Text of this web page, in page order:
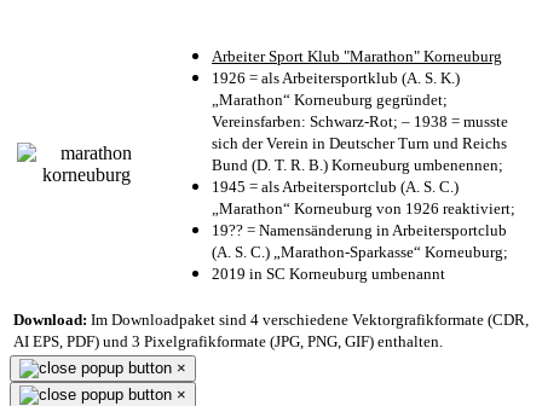
Arbeiter Sport Klub "Marathon" Korneuburg
1926 = als Arbeitersportklub (A. S. K.)
„Marathon“ Korneuburg gegründet;
Vereinsfarben: Schwarz-Rot; – 1938 = musste
sich der Verein in Deutscher Turn und Reichs
Bund (D. T. R. B.) Korneuburg umbenennen;
1945 = als Arbeitersportclub (A. S. C.)
„Marathon“ Korneuburg von 1926 reaktiviert;
19?? = Namensänderung in Arbeitersportclub
(A. S. C.) „Marathon-Sparkasse“ Korneuburg;
2019 in SC Korneuburg umbenannt
Download: Im Downloadpaket sind 4 verschiedene Vektorgrafikformate (CDR,
AI EPS, PDF) und 3 Pixelgrafikformate (JPG, PNG, GIF) enthalten.
×
×